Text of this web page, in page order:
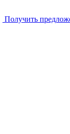
Получить